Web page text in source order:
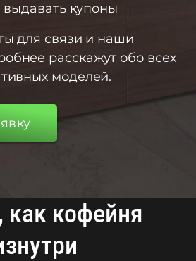
купоны
для связи и наши
расскажут обо всех
моделей.
как кофейня